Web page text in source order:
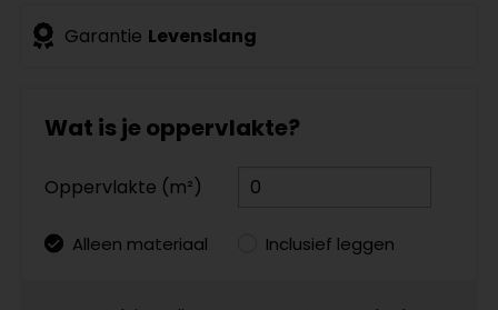
Garantie Levenslang
Wat is je oppervlakte?
Oppervlakte (m²)
Alleen materiaal Inclusief leggen